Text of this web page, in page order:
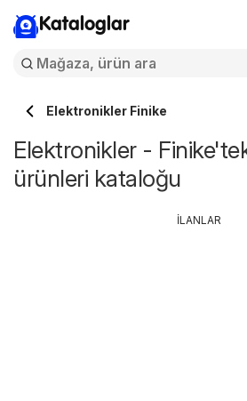
Kataloglar
Elektronikler Finike
Elektronikler -
ürünleri kataloğu
İLANLAR